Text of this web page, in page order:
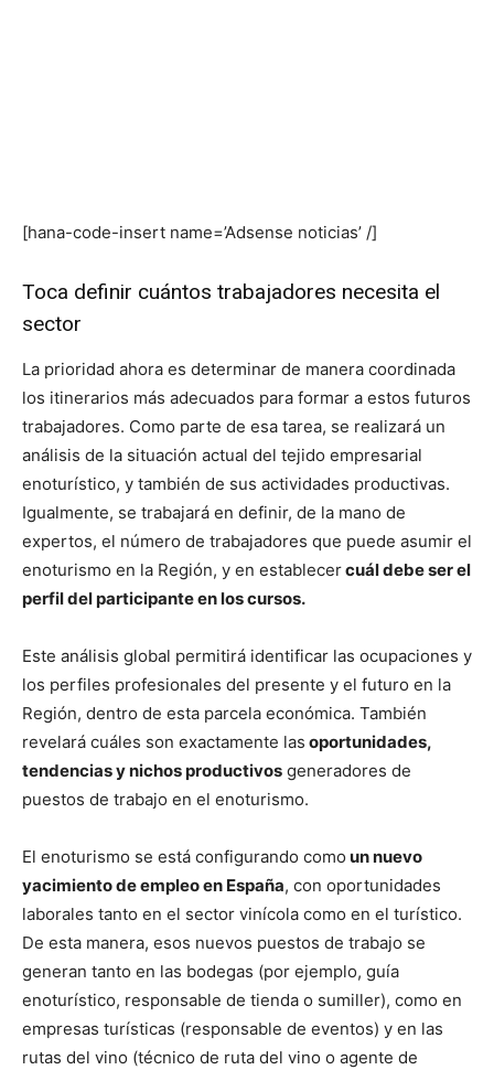
[hana-code-insert name=’Adsense noticias’ /]
Toca definir cuántos trabajadores necesita el
sector
La prioridad ahora es determinar de manera coordinada
los itinerarios más adecuados para formar a estos futuros
trabajadores. Como parte de esa tarea, se realizará un
análisis de la situación actual del tejido empresarial
enoturístico, y también de sus actividades productivas.
Igualmente, se trabajará en definir, de la mano de
expertos, el número de trabajadores que puede asumir el
enoturismo en la Región, y en establecercuál debe ser el
perfil del participante en los cursos.
Este análisis global permitirá identificar las ocupaciones y
los perfiles profesionales del presente y el futuro en la
Región, dentro de esta parcela económica. También
revelará cuáles son exactamente las oportunidades,
tendencias y nichos productivos generadores de
puestos de trabajo en el enoturismo.
El enoturismo se está configurando como un nuevo
yacimiento de empleo en España, con oportunidades
laborales tanto en el sector vinícola como en el turístico.
De esta manera, esos nuevos puestos de trabajo se
generan tanto en las bodegas (por ejemplo, guía
enoturístico, responsable de tienda o sumiller), como en
empresas turísticas (responsable de eventos) y en las
rutas del vino (técnico de ruta del vino o agente de